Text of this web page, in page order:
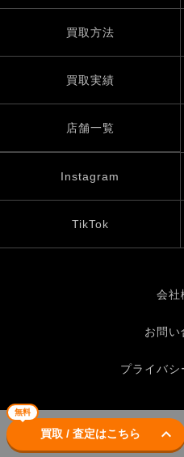
無料
買取 / 査定はこちら keyboard_arrow_down
買取方法
買取実績
店舗一覧
Instagram
TikTok
会社
お問い
プライバシ
© UP GARAGE